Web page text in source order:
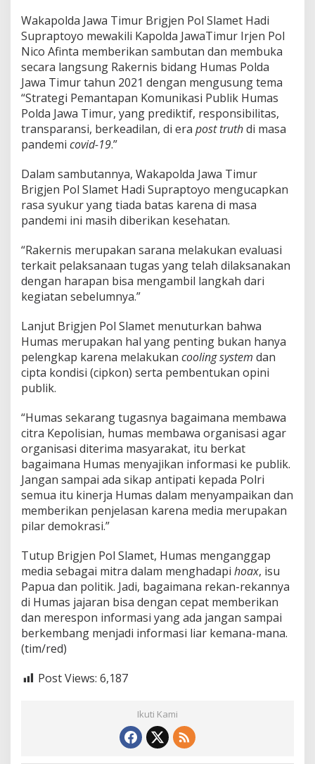
Wakapolda Jawa Timur Brigjen Pol Slamet Hadi
Supraptoyo mewakili Kapolda JawaTimur Irjen Pol
Nico Afinta memberikan sambutan dan membuka
secara langsung Rakernis bidang Humas Polda
Jawa Timur tahun 2021 dengan mengusung tema
“Strategi Pemantapan Komunikasi Publik Humas
Polda Jawa Timur, yang prediktif, responsibilitas,
transparansi, berkeadilan, di era post truthdi masa
pandemi covid-19.”
Dalam sambutannya, Wakapolda Jawa Timur
Brigjen Pol Slamet Hadi Supraptoyo mengucapkan
rasa syukur yang tiada batas karena di masa
pandemi ini masih diberikan kesehatan.
“Rakernis merupakan sarana melakukan evaluasi
terkait pelaksanaan tugas yang telah dilaksanakan
dengan harapan bisa mengambil langkah dari
kegiatan sebelumnya.”
Lanjut Brigjen Pol Slamet menuturkan bahwa
Humas merupakan hal yang penting bukan hanya
pelengkap karena melakukan cooling system dan
cipta kondisi (cipkon) serta pembentukan opini
publik.
“Humas sekarang tugasnya bagaimana membawa
citra Kepolisian, humas membawa organisasi agar
organisasi diterima masyarakat, itu berkat
bagaimana Humas menyajikan informasi ke publik.
Jangan sampai ada sikap antipati kepada Polri
semua itu kinerja Humas dalam menyampaikan dan
memberikan penjelasan karena media merupakan
pilar demokrasi.”
Tutup Brigjen Pol Slamet, Humas menganggap
media sebagai mitra dalam menghadapi hoax, isu
Papua dan politik. Jadi, bagaimana rekan-rekannya
di Humas jajaran bisa dengan cepat memberikan
dan merespon informasi yang ada jangan sampai
berkembang menjadi informasi liar kemana-mana.
(tim/red)
Post Views: 6,187
Ikuti Kami